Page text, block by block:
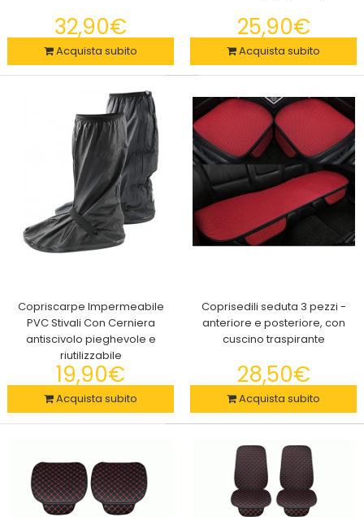
2x Spray ROC RETINOL ANTI-CELLULITE idratante 150ml
SPRAY ROC RETINOL Lo spray Roc Retinol anti-cellulite,
combatte la cellulite interviene sugli ..
32,90€
Acquista subito
25,90€
Acquista subito
Copriscarpe Impermeabile
PVC Stivali Con Cerniera
antiscivolo pieghevole e
riutilizzabile
19,90€
Acquista subito
Coprisedili seduta 3 pezzi -
anteriore e posteriore, con
cuscino traspirante
28,50€
Acquista subito